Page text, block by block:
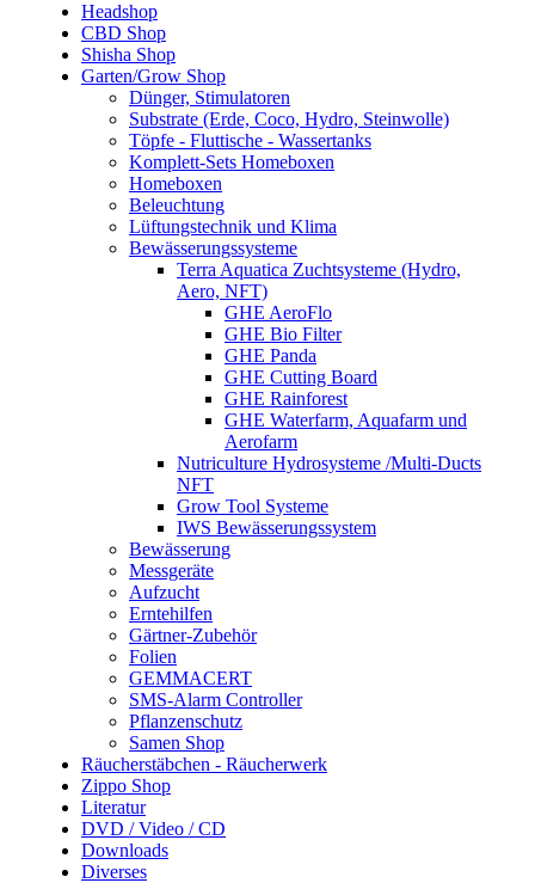
Headshop
CBD Shop
Shisha Shop
Garten/Grow Shop
Dünger, Stimulatoren
Substrate (Erde, Coco, Hydro, Steinwolle)
Töpfe - Fluttische - Wassertanks
Komplett-Sets Homeboxen
Homeboxen
Beleuchtung
Lüftungstechnik und Klima
Bewässerungssysteme
Terra Aquatica Zuchtsysteme (Hydro,
Aero, NFT)
GHE AeroFlo
GHE Bio Filter
GHE Panda
GHE Cutting Board
GHE Rainforest
GHE Waterfarm, Aquafarm und
Aerofarm
Nutriculture Hydrosysteme /Multi-Ducts
NFT
Grow Tool Systeme
IWS Bewässerungssystem
Bewässerung
Messgeräte
Aufzucht
Erntehilfen
Gärtner-Zubehör
Folien
GEMMACERT
SMS-Alarm Controller
Pflanzenschutz
Samen Shop
Räucherstäbchen - Räucherwerk
Zippo Shop
Literatur
DVD / Video / CD
Downloads
Diverses